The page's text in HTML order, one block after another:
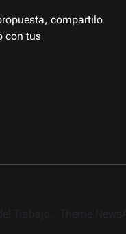
compartilo
con tus